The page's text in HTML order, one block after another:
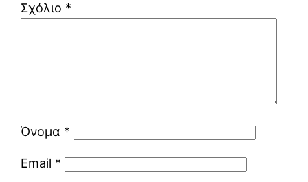
Σχόλιο *
Όνομα *
Email *